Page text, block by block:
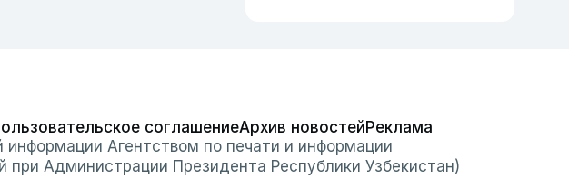
соглашениеАрхив новостейРеклама
информации Агентством по печати и информации
Администрации Президента Республики Узбекистан)